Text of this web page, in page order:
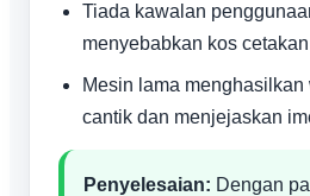
Tiada kawalan
menyebabkan kos
Mesin lama menghasilkan
cantik dan menjejaskan
Penyelesaian: Dengan